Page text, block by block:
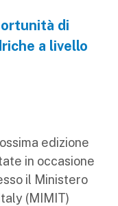
di
a livello
edizione
in occasione
il Ministero
(MIMIT)